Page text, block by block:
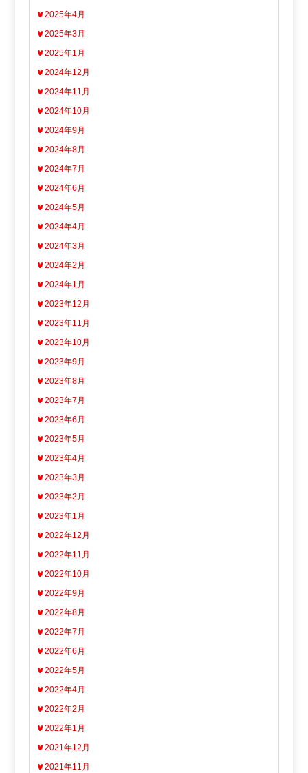
2025年4月
2025年3月
2025年1月
2024年12月
2024年11月
2024年10月
2024年9月
2024年8月
2024年7月
2024年6月
2024年5月
2024年4月
2024年3月
2024年2月
2024年1月
2023年12月
2023年11月
2023年10月
2023年9月
2023年8月
2023年7月
2023年6月
2023年5月
2023年4月
2023年3月
2023年2月
2023年1月
2022年12月
2022年11月
2022年10月
2022年9月
2022年8月
2022年7月
2022年6月
2022年5月
2022年4月
2022年2月
2022年1月
2021年12月
2021年11月